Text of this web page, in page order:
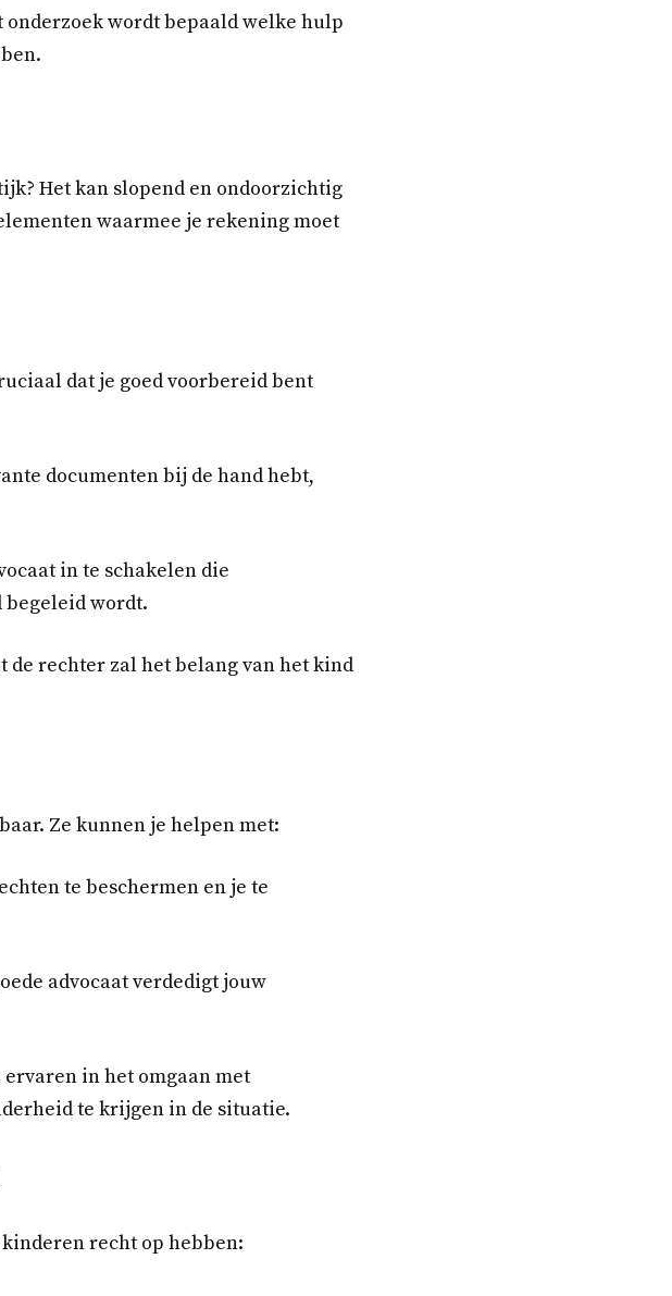
onderzoek wordt bepaald welke hulp
Het kan slopend en ondoorzichtig
waarmee je rekening moet
dat je goed voorbereid bent
documenten bij de hand hebt,
in te schakelen die
begeleid wordt.
de rechter zal het belang van het kind
Ze kunnen je helpen met:
te beschermen en je te
advocaat verdedigt jouw
ervaren in het omgaan met
te krijgen in de situatie.
recht op hebben: